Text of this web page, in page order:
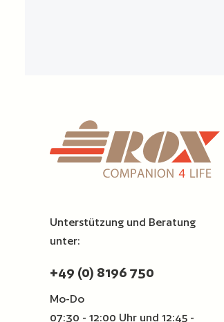
Unterstützung und Beratung
unter:
+49 (0) 8196 750
Mo-Do
07:30 - 12:00 Uhr und 12:45 -